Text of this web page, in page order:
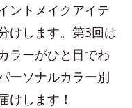
ントメイクアイテ
けします。第3回は
ラーがひと目でわ
ーソナルカラー別
けします！